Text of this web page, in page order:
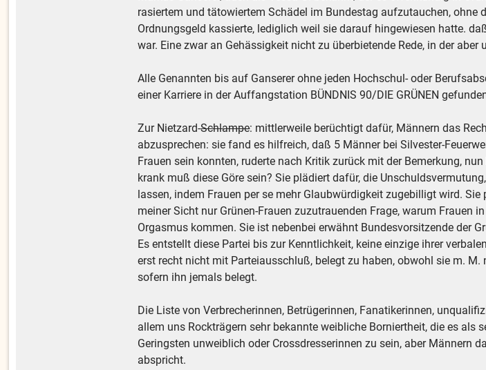
rasiertem und tätowiertem Schädel im Bundestag aufzutauchen, ohne
Ordnungsgeld kassierte, lediglich weil sie darauf hingewiesen hatte.
war. Eine zwar an Gehässigkeit nicht zu überbietende Rede, in der
Alle Genannten bis auf Ganserer ohne jeden Hochschul- oder
einer Karriere in der Auffangstation BÜNDNIS 90/DIE GRÜNEN
Zur Nietzard-Schlampe: mittlerweile berüchtigt dafür, Männern das
abzusprechen: sie fand es hilfreich, daß 5 Männer bei Silvester-
Frauen sein konnten, ruderte nach Kritik zurück mit der Bemerkung,
krank muß diese Göre sein? Sie plädiert dafür, die
lassen, indem Frauen per se mehr Glaubwürdigkeit zugebilligt wird.
meiner Sicht nur Grünen-Frauen zuzutrauenden Frage, warum Frauen
Orgasmus kommen. Sie ist nebenbei erwähnt Bundesvorsitzende der
Es entstellt diese Partei bis zur Kenntlichkeit, keine einzige ihrer
erst recht nicht mit Parteiausschluß, belegt zu haben, obwohl sie m.
sofern ihn jemals belegt.
Die Liste von Verbrecherinnen, Betrügerinnen, Fanatikerinnen,
allem uns Rockträgern sehr bekannte weibliche Borniertheit, die es
Geringsten unweiblich oder Crossdresserinnen zu sein, aber Männern
abspricht.